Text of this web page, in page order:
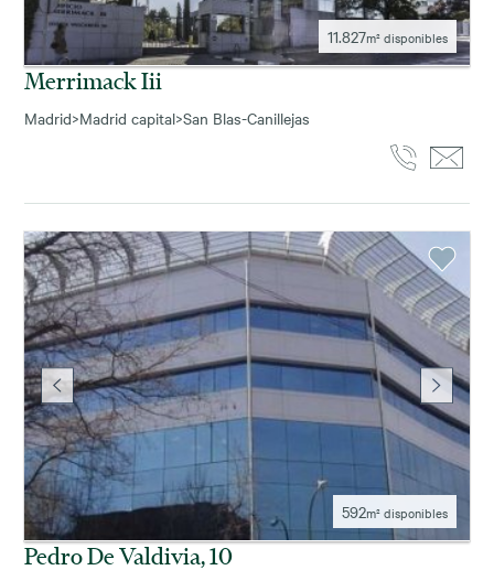
11.827m² disponibles
Merrimack Iii
Madrid>Madrid capital>San Blas-Canillejas
592m² disponibles
Pedro De Valdivia, 10